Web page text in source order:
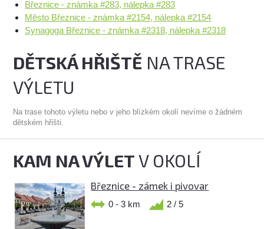
Březnice - známka #283, nálepka #283
Město Březnice - známka #2154, nálepka #2154
Synagoga Březnice - známka #2318, nálepka #2318
DĚTSKÁ HŘIŠTĚ NA TRASE
VÝLETU
Na trase tohoto výletu nebo v jeho blízkém okolí nevíme o žádném
dětském hřišti.
KAM NA VÝLETV OKOLÍ
Březnice - zámek i pivovar
0 - 3 km 2 / 5